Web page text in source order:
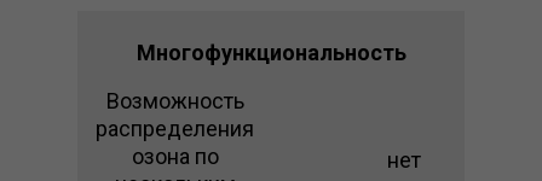
Многофункциональность
нет
Возможность
распределения
озона по